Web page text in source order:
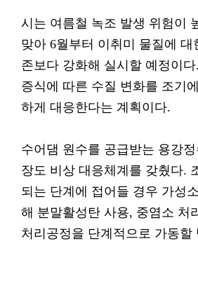
시는 여름철 녹조 발생 위험이
맞아 6월부터 이취미 물질에 대
존보다 강화해 실시할 예정이
증식에 따른 수질 변화를 조기
하게 대응한다는 계획이다.
수어댐 원수를 공급받는 용강
장도 비상 대응체계를 갖췄다.
되는 단계에 접어들 경우 가성
해 분말활성탄 사용, 중염소 처
처리공정을 단계적으로 가동할